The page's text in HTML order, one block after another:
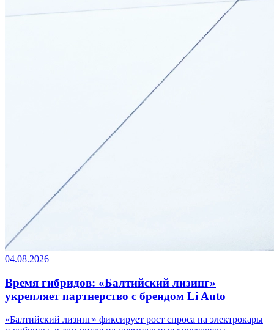
04.08.2026
Время гибридов: «Балтийский лизинг»
укрепляет партнерство с брендом Li Auto
«Балтийский лизинг» фиксирует рост спроса на электрокары